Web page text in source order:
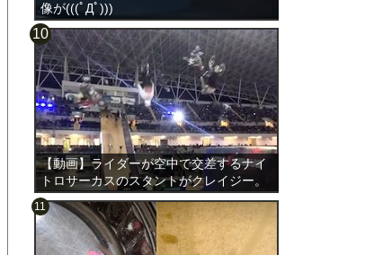
像が(((ﾟДﾟ)))
【動画】ライダーが空中で交差するナイ
トロサーカスのスタントがクレイジー。